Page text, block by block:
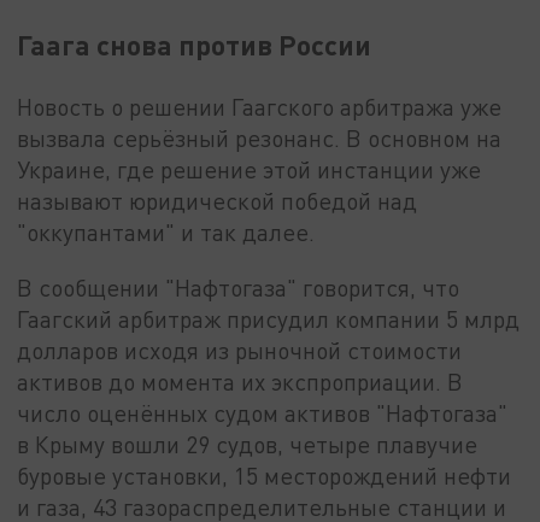
Гаага снова против России
Новость о решении Гаагского арбитража уже
вызвала серьёзный резонанс. В основном на
Украине, где решение этой инстанции уже
называют юридической победой над
"оккупантами" и так далее.
В сообщении "Нафтогаза" говорится, что
Гаагский арбитраж присудил компании 5 млрд
долларов исходя из рыночной стоимости
активов до момента их экспроприации. В
число оценённых судом активов "Нафтогаза"
в Крыму вошли 29 судов, четыре плавучие
буровые установки, 15 месторождений нефти
и газа, 43 газораспределительные станции и